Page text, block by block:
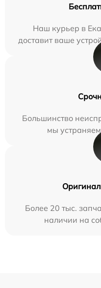
Наш курьер в
доставит ваше
Большинство
мы
Более 20 тыс.
наличии на